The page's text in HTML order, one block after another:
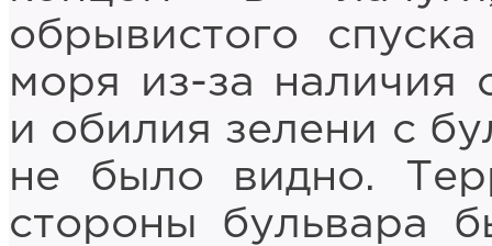
обрывистого
моря из-за наличия
и обилия зелени с
не было видно.
стороны бульвара